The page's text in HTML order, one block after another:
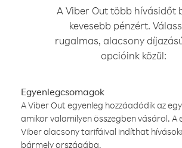
A Viber Out több hívásidőt
kevesebb pénzért.
rugalmas, alacsony
opcióink közül:
Egyenlegcsomagok
A Viber Out egyenleg hozzáadódik az
amikor valamilyen összegben vásárol. A
Viber alacsony tarifáival indíthat
bármely országába.